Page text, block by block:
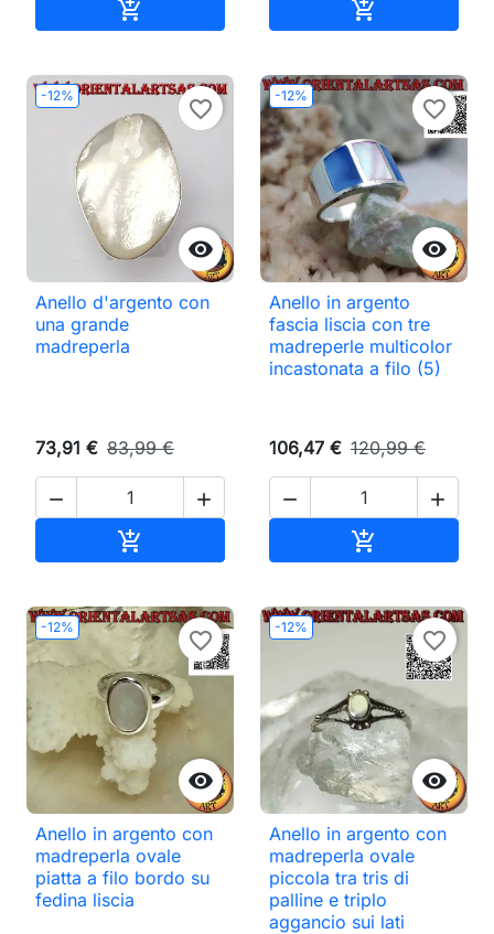
 
-12%

favorite_border
Anello d'argento con
una grande
madreperla
73,91 € 83,99 €
 

-12%

favorite_border
Anello in argento
fascia liscia con tre
madreperle multicolor
incastonata a filo (5)
106,47 € 120,99 €
 

-12%

favorite_border
Anello in argento con
madreperla ovale
piatta a filo bordo su
fedina liscia
-12%

favorite_border
Anello in argento con
madreperla ovale
piccola tra tris di
palline e triplo
aggancio sui lati